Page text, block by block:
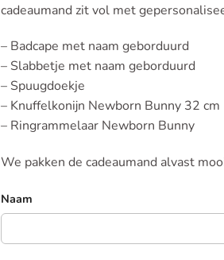
cadeaumand zit vol met
– Badcape met naam geborduurd
– Slabbetje met naam geborduurd
– Spuugdoekje
– Knuffelkonijn Newborn Bunny 32 cm
– Ringrammelaar Newborn Bunny
We pakken de cadeaumand alvast
Naam